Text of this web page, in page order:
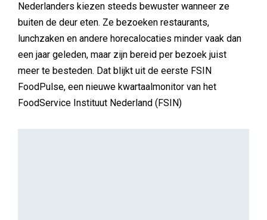
Nederlanders kiezen steeds bewuster wanneer ze
buiten de deur eten. Ze bezoeken restaurants,
lunchzaken en andere horecalocaties minder vaak dan
een jaar geleden, maar zijn bereid per bezoek juist
meer te besteden. Dat blijkt uit de eerste FSIN
FoodPulse, een nieuwe kwartaalmonitor van het
FoodService Instituut Nederland (FSIN)